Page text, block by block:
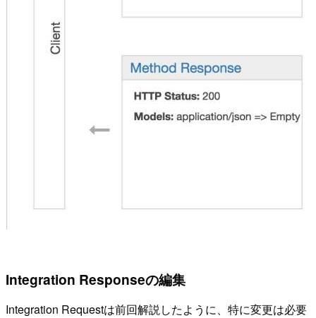
Integration Responseの編集
Integration Requestは前回解説したように、特に変更は必要